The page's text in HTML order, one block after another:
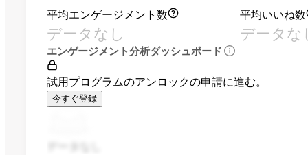
平均エンゲージメント数
データなし
平均いいね数
データな
エンゲージメント分析ダッシュボード
試用プログラムのアンロックの申請に進む。
今すぐ登録